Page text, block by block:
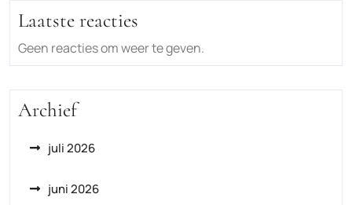
Laatste reacties
Geen reacties om weer te geven.
Archief
juli 2026
juni 2026